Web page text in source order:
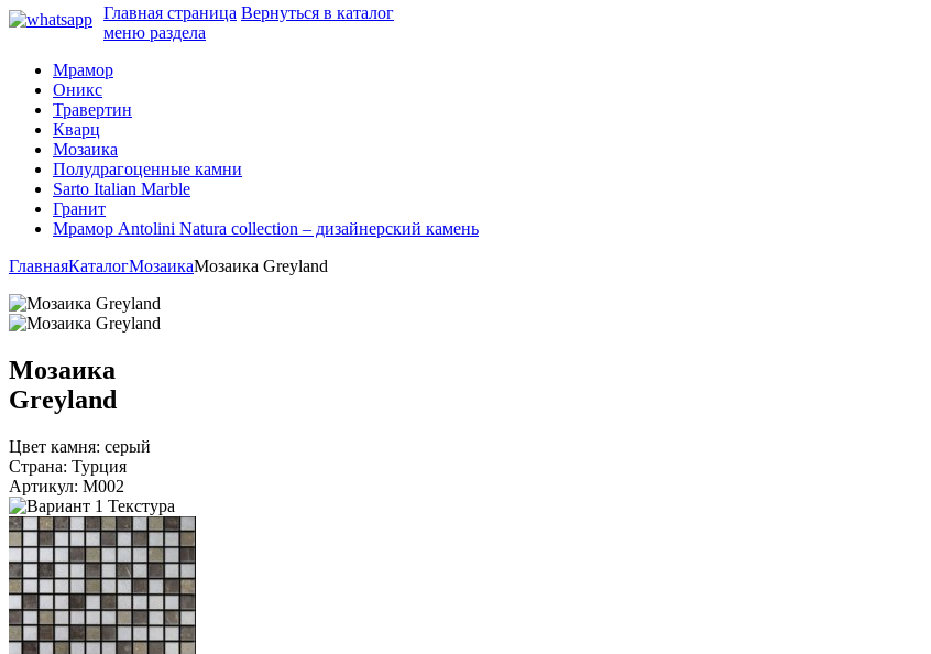
Главная страница Вернуться в каталог
меню раздела
Мрамор
Оникс
Травертин
Кварц
Мозаика
Полудрагоценные камни
Sarto Italian Marble
Гранит
Мрамор Antolini Natura collection – дизайнерский камень
ГлавнаяКаталогМозаикаМозаика Greyland
Мозаика
Greyland
Цвет камня: серый
Страна: Турция
Артикул: M002
Текстура